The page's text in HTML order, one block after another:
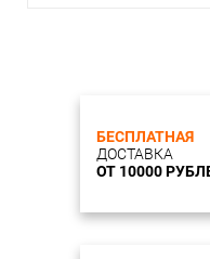
БЕСПЛАТНАЯ
ДОСТАВКА
ОТ 10000